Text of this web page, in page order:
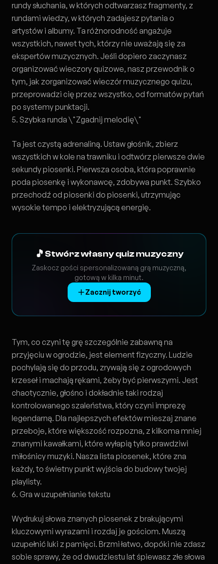
rundy słuchania, w których odtwarzasz fragmenty, z
rundami wiedzy, w których zadajesz pytania o
artystów i albumy. Ta różnorodność angażuje
wszystkich, nawet tych, którzy nie uważają się za
ekspertów muzycznych. Jeśli dopiero zaczynasz
organizować wieczory quizowe, nasz przewodnik o
tym, jak zorganizować wieczór muzycznego quizu,
przeprowadzi cię przez wszystko, od formatów pytań
po systemy punktacji.
5. Szybka runda \"Zgadnij melodię\"
Ta jest czystą adrenaliną. Ustaw głośnik, zbierz
wszystkich w kole na trawniku i odtwórz pierwsze dwie
sekundy piosenki. Pierwsza osoba, która poprawnie
poda piosenkę i wykonawcę, zdobywa punkt. Szybko
przechodź od piosenki do piosenki, utrzymując
wysokie tempo i elektryzującą energię.
🎵 Stwórz własny quiz muzyczny
Zaskocz gości spersonalizowaną grą muzyczną,
gotową w kilka minut.
Zacznij tworzyć
Tym, co czyni tę grę szczególnie zabawną na
przyjęciu w ogrodzie, jest element fizyczny. Ludzie
pochylają się do przodu, zrywają się z ogrodowych
krzeseł i machają rękami, żeby być pierwszymi. Jest
chaotycznie, głośno i dokładnie taki rodzaj
kontrolowanego szaleństwa, który czyni imprezę
legendarną. Dla najlepszych efektów mieszaj znane
przeboje, które większość rozpozna, z kilkoma mniej
znanymi kawałkami, które wyłapią tylko prawdziwi
miłośnicy muzyki. Nasza lista piosenek, które zna
każdy, to świetny punkt wyjścia do budowy twojej
playlisty.
6. Gra w uzupełnianie tekstu
Wydrukuj słowa znanych piosenek z brakującymi
kluczowymi wyrazami i rozdaj je gościom. Muszą
uzupełnić luki z pamięci. Brzmi łatwo, dopóki nie zdasz
sobie sprawy, że od dwudziestu lat śpiewasz złe słowa